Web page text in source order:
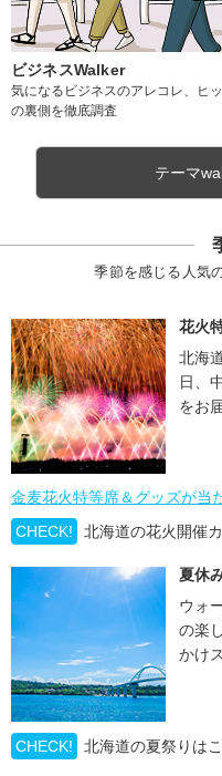
ビジネスWalker
気になるビジネスのアレコレ、ヒ
の裏側を徹底調査
テーマ
季節を感じる人気
花火
北海
日、
をお
金麦花火特等席＆グッズが当
CHECK!
北海道の花火開催
夏休
ウォ
の楽
かけ
CHECK! 北海道の夏祭りは